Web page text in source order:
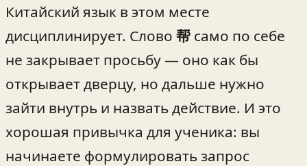
Китайский язык в этом месте
дисциплинирует. Слово 帮 само по себе
не закрывает просьбу — оно как бы
открывает дверцу, но дальше нужно
зайти внутрь и назвать действие. И это
хорошая привычка для ученика: вы
начинаете формулировать запрос